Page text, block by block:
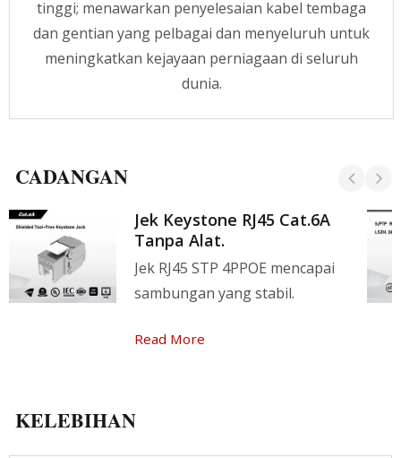
ketersediaan mesti dipertimbangkan. Pasukan
profesional CRXCabling sentiasa gembira untuk
memberikan anda penyelesaian kabel. Selamat
datang untuk menghubungi kami untuk
tinggi; menawarkan penyelesaian kabel tembaga
dan gentian yang pelbagai dan menyeluruh untuk
meningkatkan kejayaan perniagaan di seluruh
dunia.
CADANGAN
Jek Keystone RJ45 Cat.6A
Tanpa Alat.
Jek RJ45 STP 4PPOE mencapai
sambungan yang stabil.
Read More
KELEBIHAN